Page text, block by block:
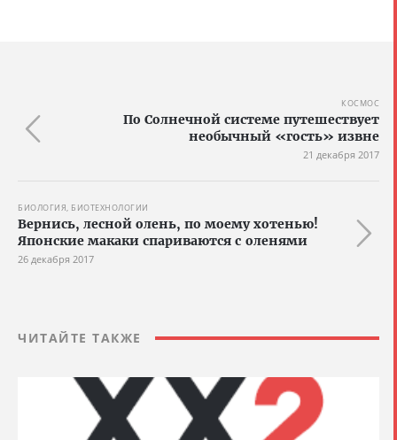
КОСМОС
По Солнечной системе путешествует
необычный «гость» извне
21 декабря 2017
БИОЛОГИЯ, БИОТЕХНОЛОГИИ
Вернись, лесной олень, по моему хотенью!
Японские макаки спариваются с оленями
26 декабря 2017
ЧИТАЙТЕ ТАКЖЕ